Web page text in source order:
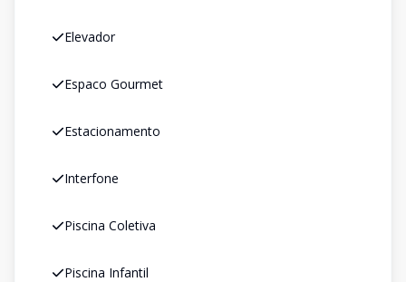
Elevador
Espaco Gourmet
Estacionamento
Interfone
Piscina Coletiva
Piscina Infantil